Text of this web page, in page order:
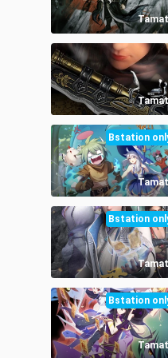
Tamat
Tamat
Tamat
Bstation
Tamat
Bstation
Tamat
Bstation